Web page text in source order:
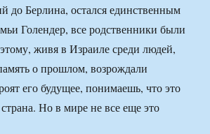
до Берлина, остался единственным
Голендер, все родственники были
живя в Израиле среди людей,
о прошлом, возрождали
его будущее, понимаешь, что это
Но в мире не все еще это